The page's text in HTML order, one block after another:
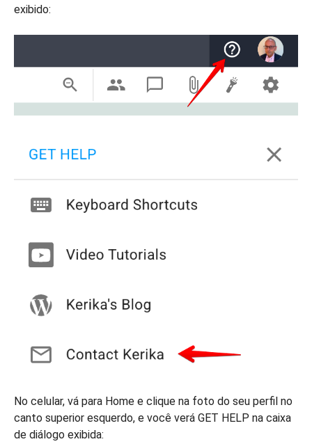
exibido:
No celular, vá para Home e clique na foto do seu perfil no
canto superior esquerdo, e você verá GET HELP na caixa
de diálogo exibida: